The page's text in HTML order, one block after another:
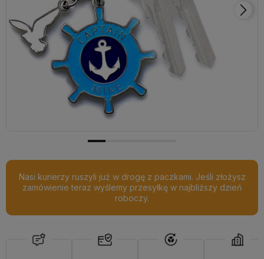
Nasi kurierzy ruszyli już w drogę z paczkami. Jeśli złożysz
zamówienie teraz wyślemy przesyłkę w najbliższy dzień
roboczy.